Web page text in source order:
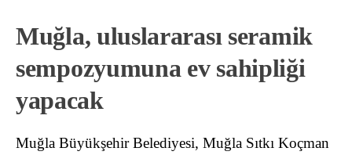
Muğla, uluslararası seramik
sempozyumuna ev sahipliği
yapacak
Muğla Büyükşehir Belediyesi, Muğla Sıtkı Koçman